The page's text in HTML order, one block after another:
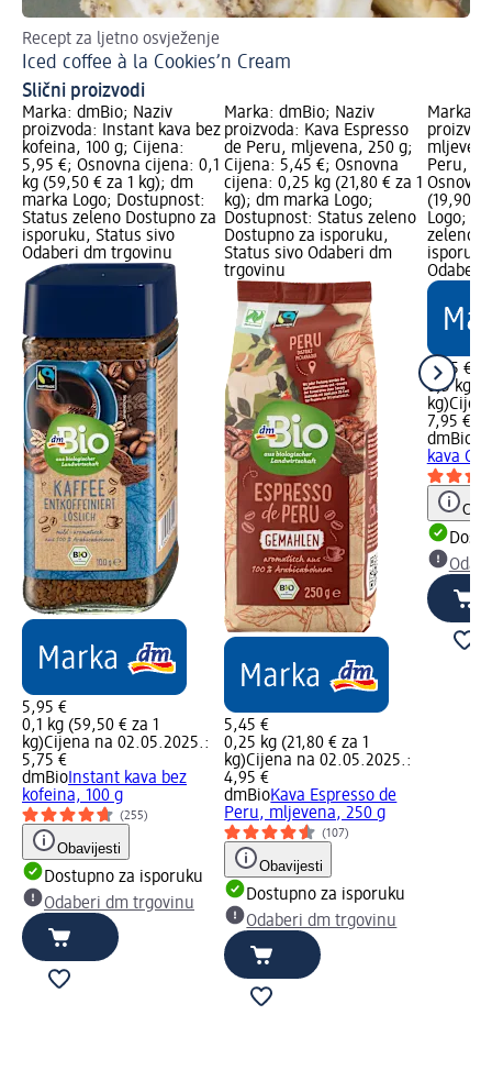
Recept za ljetno osvježenje
Iced coffee à la Cookies’n Cream
Slični proizvodi
Marka: dmBio; Naziv
proizvoda: Instant kava bez
kofeina, 100 g; Cijena:
5,95 €; Osnovna cijena: 0,1
kg (59,50 € za 1 kg); dm
marka Logo; Dostupnost:
Status zeleno Dostupno za
isporuku, Status sivo
Odaberi dm trgovinu
5,95 €
0,1 kg (59,50 € za 1
kg)Cijena na 02.05.2025.:
5,75 €
dmBio Instant kava bez
kofeina, 100 g
(255)
Obavijesti
Dostupno za isporuku
Odaberi dm trgovinu
Marka: dmBio; Naziv
proizvoda: Kava Espresso
de Peru, mljevena, 250 g;
Cijena: 5,45 €; Osnovna
cijena: 0,25 kg (21,80 € za 1
kg); dm marka Logo;
Dostupnost: Status zeleno
Dostupno za isporuku,
Status sivo Odaberi dm
trgovinu
5,45 €
0,25 kg (21,80 € za 1
kg)Cijena na 02.05.2025.:
4,95 €
dmBioKava Espresso de
Peru, mljevena, 250 g
(107)
Obavijesti
Dostupno za isporuku
Odaberi dm trgovinu
Marka:
Peru,
(19,90 €
Logo;
zeleno
Odaberi
9,95 €
0,5 kg
kg)
7,95 €
dmBio
kava